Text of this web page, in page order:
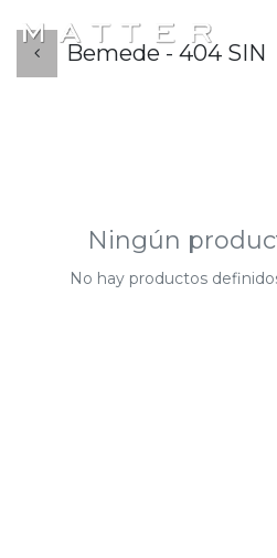
Bemede - 404 SIN
Ningún
No hay productos